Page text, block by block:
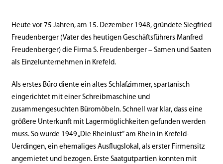
Heute vor 75 Jahren, am 15. Dezember 1948, gründete Siegfried
Freudenberger (Vater des heutigen Geschäftsführers Manfred
Freudenberger) die Firma S. Freudenberger – Samen und Saaten
als Einzelunternehmen in Krefeld.
Als erstes Büro diente ein altes Schlafzimmer, spartanisch
eingerichtet mit einer Schreibmaschine und
zusammengesuchten Büromöbeln. Schnell war klar, dass eine
größere Unterkunft mit Lagermöglichkeiten gefunden werden
muss. So wurde 1949 „Die Rheinlust“ am Rhein in Krefeld-
Uerdingen, ein ehemaliges Ausflugslokal, als erster Firmensitz
angemietet und bezogen. Erste Saatgutpartien konnten mit